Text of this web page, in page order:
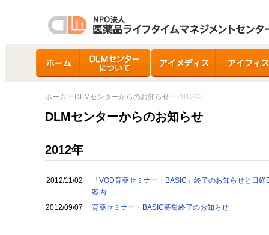
て
ホーム > DLMセンターからのお知らせ > 2012年
DLMセンターからのお知らせ
2012年
2012/11/02
「VOD育薬セミナー・BASIC」終了のお知らせと日
案内
2012/09/07
育薬セミナー・BASIC募集終了のお知らせ